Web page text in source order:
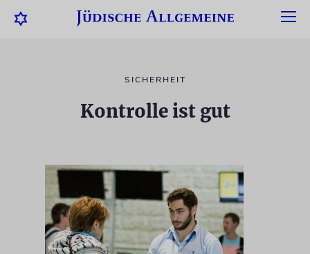
SICHERHEIT
Kontrolle ist gut